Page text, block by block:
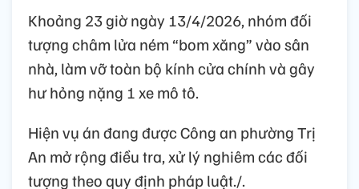
Khoảng 23 giờ ngày 13/4/2026, nhóm đối
tượng châm lửa ném “bom xăng” vào sân
nhà, làm vỡ toàn bộ kính cửa chính và gây
hư hỏng nặng 1 xe mô tô.
Hiện vụ án đang được Công an phường Trị
An mở rộng điều tra, xử lý nghiêm các đối
tượng theo quy định pháp luật./.